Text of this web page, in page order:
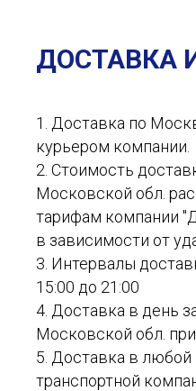
ДОСТАВКА
1. Доставка по
курьером компании.
2. Стоимость
Московской обл.
тарифам компании
в зависимости от
3. Интервалы
15:00 до 21:00
4. Доставка в день
Московской обл.
5. Доставка в любой
транспортной